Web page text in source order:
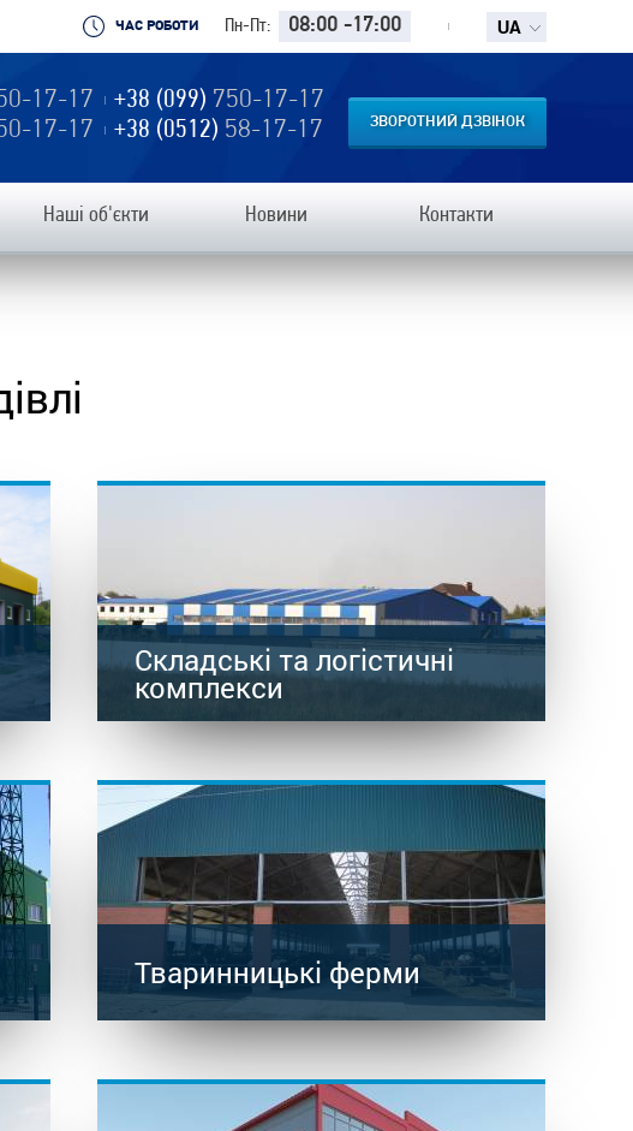
ЧАС РОБОТИ Пн-Пт: 08:00 -17:00 UA
17-17 +38 (099) 750-17-17
17-17 +38 (0512) 58-17-17 ЗВОРОТНИЙ ДЗВІНОК
Наші об'єкти Новини Контакти
Складські та логістичні
комплекси
Тваринницькі ферми